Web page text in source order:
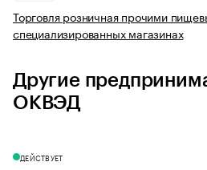
Торговля розничная прочими
специализированных магазинах
Другие
ОКВЭД
ДЕЙСТВУЕТ